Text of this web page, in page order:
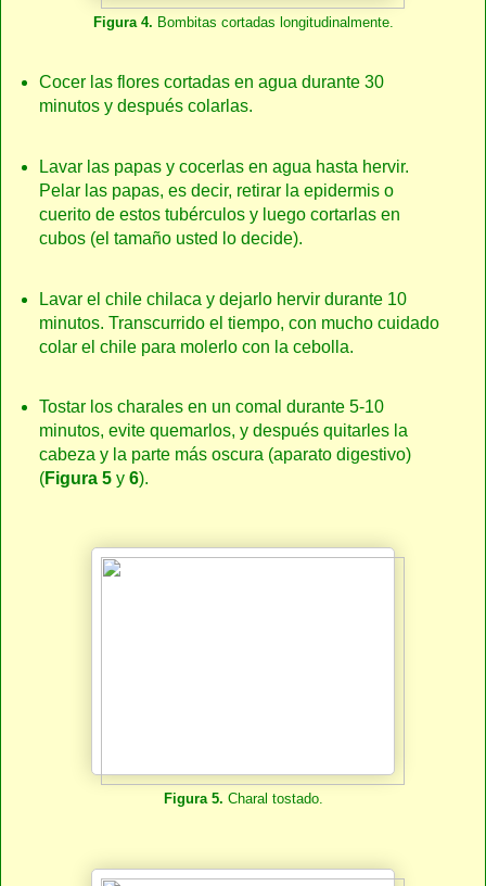
Figura 4. Bombitas cortadas longitudinalmente.
Cocer las flores cortadas en agua durante 30
minutos y después colarlas.
Lavar las papas y cocerlas en agua hasta hervir.
Pelar las papas, es decir, retirar la epidermis o
cuerito de estos tubérculos y luego cortarlas en
cubos (el tamaño usted lo decide).
Lavar el chile chilaca y dejarlo hervir durante 10
minutos. Transcurrido el tiempo, con mucho cuidado
colar el chile para molerlo con la cebolla.
Tostar los charales en un comal durante 5-10
minutos, evite quemarlos, y después quitarles la
cabeza y la parte más oscura (aparato digestivo)
(Figura 5y6).
Figura 5. Charal tostado.